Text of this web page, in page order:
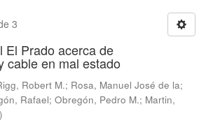
3
El Prado acerca de
cable en mal estado
Robert M.; Rosa, Manuel José de la;
Rafael; Obregón, Pedro M.; Martin,
)